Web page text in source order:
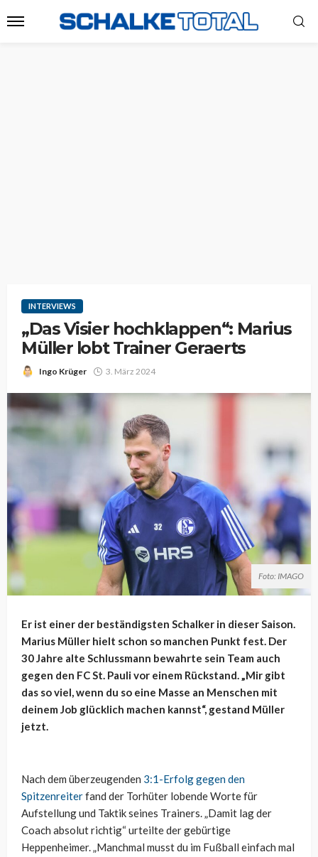
INTERVIEWS
„Das Visier hochklappen“: Marius
Müller lobt Trainer Geraerts
Ingo Krüger 3. März 2024
Foto: IMAGO
Er ist einer der beständigsten Schalker in dieser Saison.
Marius Müller hielt schon so manchen Punkt fest. Der
30 Jahre alte Schlussmann bewahrte sein Team auch
gegen den FC St. Pauli vor einem Rückstand. „Mir gibt
das so viel, wenn du so eine Masse an Menschen mit
deinem Job glücklich machen kannst“, gestand Müller
jetzt.
Nach dem überzeugenden 3:1-Erfolg gegen den
Spitzenreiterfand der Torhüter lobende Worte für
Aufstellung und Taktik seines Trainers. „Damit lag der
Coach absolut richtig“ urteilte der gebürtige
Heppenheimer. „Manchmal musst du im Fußball einfach mal